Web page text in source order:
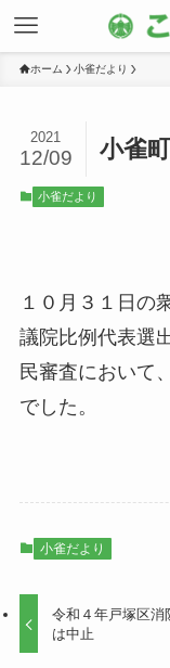
ホーム 小雀だより
小雀
2021
12/09
小雀だより
１０月３１日の
議院比例代表選
民審査において
でした。
小雀だより
令和４年戸塚区消
は中止